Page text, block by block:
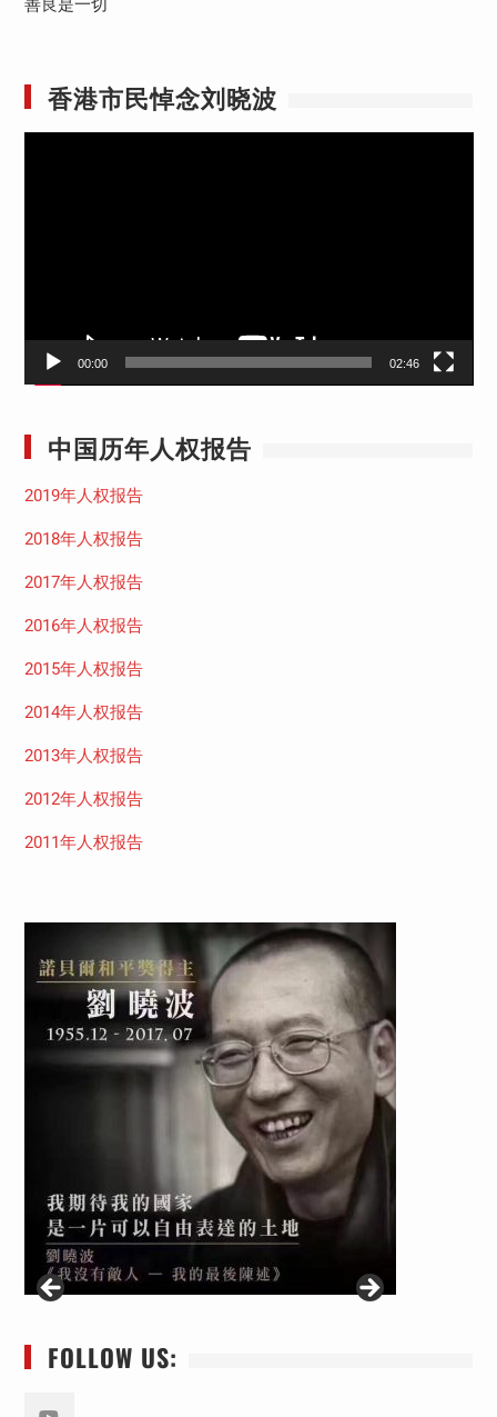
善良是一切
香港市民悼念刘晓波
00:00 02:46
中国历年人权报告
2019年人权报告
2018年人权报告
2017年人权报告
2016年人权报告
2015年人权报告
2014年人权报告
2013年人权报告
2012年人权报告
2011年人权报告
FOLLOW US: